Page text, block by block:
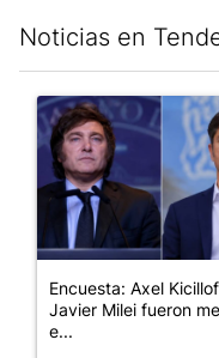
Noticias en
Un artículo de
Encuesta: Axel
Javier Milei fueron
e...